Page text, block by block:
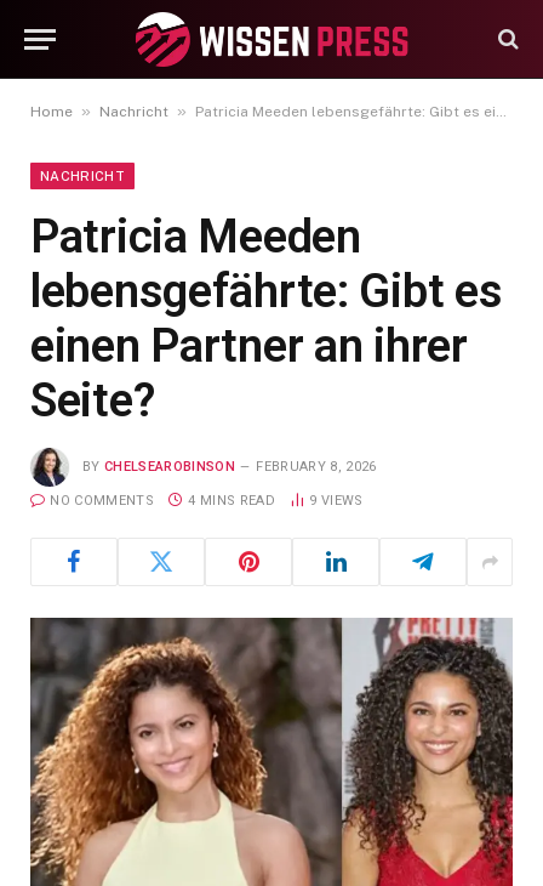
Home » Nachricht » Patricia Meeden lebensgefährte: Gibt es einen Partner an ihrer Seite?
NACHRICHT
Patricia Meeden
lebensgefährte: Gibt es
einen Partner an ihrer
Seite?
BY CHELSEAROBINSON FEBRUARY 8, 2026
NO COMMENTS 4 MINS READ 9 VIEWS